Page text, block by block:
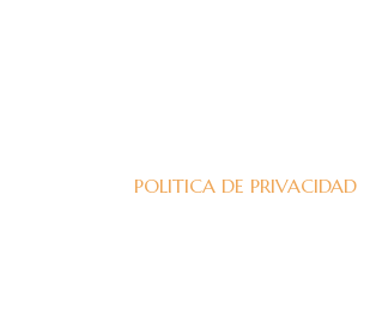
POLITICA DE PRIVACIDAD